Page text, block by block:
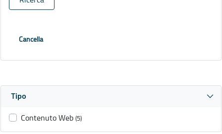
Cancella
Tipo
Contenuto Web (5)